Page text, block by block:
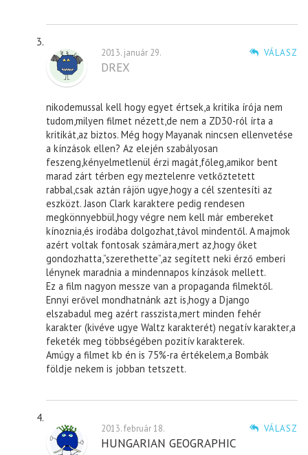
VÁLASZ
2013. január 29.
DREX
nikodemussal kell hogy egyet értsek,a kritika írója nem
tudom,milyen filmet nézett,de nem a ZD30-ról írta a
kritikát,az biztos. Még hogy Mayanak nincsen ellenvetése
a kínzások ellen? Az elején szabályosan
feszeng,kényelmetlenül érzi magát,főleg,amikor bent
marad zárt térben egy meztelenre vetkőztetett
rabbal,csak aztán rájön ugye,hogy a cél szentesíti az
eszközt. Jason Clark karaktere pedig rendesen
megkönnyebbül,hogy végre nem kell már embereket
kínoznia,és irodába dolgozhat,távol mindentől. A majmok
azért voltak fontosak számára,mert az,hogy őket
gondozhatta,”szerethette”,az segített neki érző emberi
lénynek maradnia a mindennapos kínzások mellett.
Ez a film nagyon messze van a propaganda filmektől.
Ennyi erővel mondhatnánk azt is,hogy a Django
elszabadul meg azért rasszista,mert minden fehér
karakter (kivéve ugye Waltz karakterét) negatív karakter,a
feketék meg többségében pozitív karakterek.
Amúgy a filmet kb én is 75%-ra értékelem,a Bombák
földje nekem is jobban tetszett.
VÁLASZ
2013. február 18.
HUNGARIAN GEOGRAPHIC